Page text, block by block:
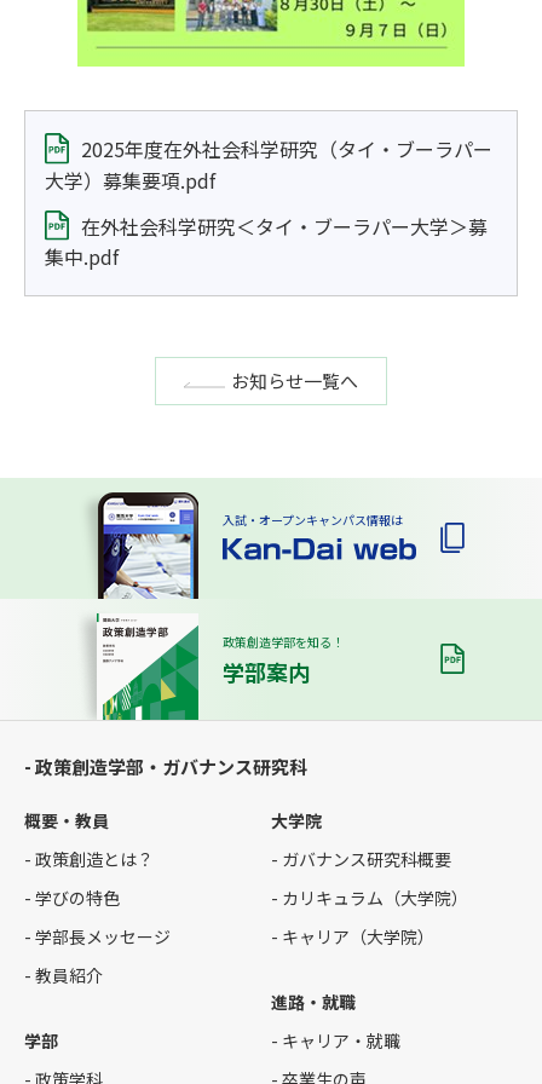
2025年度在外社会科学研究（タイ・ブーラパー
大学）募集要項.pdf
在外社会科学研究＜タイ・ブーラパー大学＞募
集中.pdf
お知らせ一覧へ
入試・オープンキャンパス情報は
政策創造学部を知る！
学部案内
- 政策創造学部・ガバナンス研究科
概要・教員
- 政策創造とは？
- 学びの特色
- 学部長メッセージ
- 教員紹介
学部
- 政策学科
大学院
- ガバナンス研究科概要
- カリキュラム（大学院）
- キャリア（大学院）
進路・就職
- キャリア・就職
- 卒業生の声